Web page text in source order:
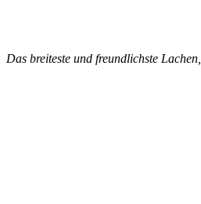
Das breiteste und freundlichste